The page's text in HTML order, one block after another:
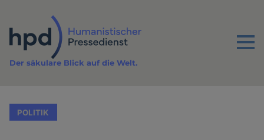
Inhalt
Menu
Der säkulare Blick auf die Welt.
POLITIK